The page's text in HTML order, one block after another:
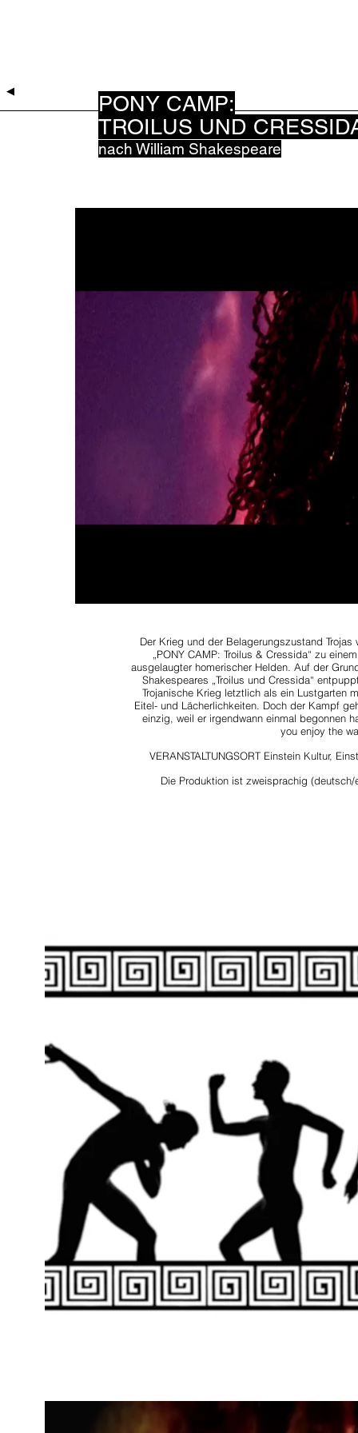
◀︎
PONY CAMP:
TROILUS UND
nach William Shakespeare
Der Krieg und der Belagerungszustand Trojas
„PONY CAMP: Troilus & Cressida“ zu
ausgelaugter homerischer Helden. Auf der
Shakespeares „Troilus und Cressida“
Trojanische Krieg letztlich als ein Lustgarten
Eitel- und Lächerlichkeiten. Doch der Kampf
einzig, weil er irgendwann einmal begonnen
you enjoy the
VERANSTALTUNGSORT Einstein Kultur,
Die Produktion ist zweisprachig (deutsch/